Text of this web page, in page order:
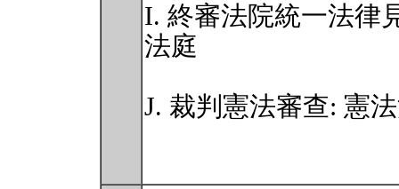
I. 終審法院統一法律
法庭
J. 裁判憲法審查: 憲